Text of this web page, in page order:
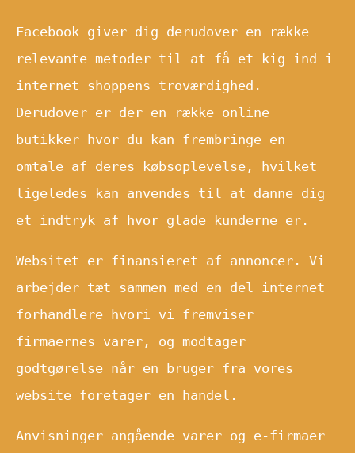
Facebook giver dig derudover en række
relevante metoder til at få et kig ind i
internet shoppens troværdighed.
Derudover er der en række online
butikker hvor du kan frembringe en
omtale af deres købsoplevelse, hvilket
ligeledes kan anvendes til at danne dig
et indtryk af hvor glade kunderne er.
Websitet er finansieret af annoncer. Vi
arbejder tæt sammen med en del internet
forhandlere hvori vi fremviser
firmaernes varer, og modtager
godtgørelse når en bruger fra vores
website foretager en handel.
Anvisninger angående varer og e-firmaer